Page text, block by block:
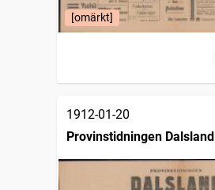
[omärkt]
1912-01-20
Provinstidningen Dalsland